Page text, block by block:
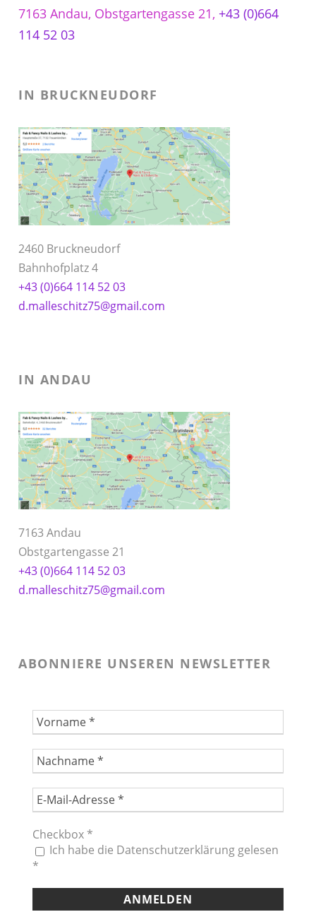
7163 Andau, Obstgartengasse 21, +43 (0)664
114 52 03
IN BRUCKNEUDORF
2460 Bruckneudorf
Bahnhofplatz 4
+43 (0)664 114 52 03
d.malleschitz75@gmail.com
IN ANDAU
7163 Andau
Obstgartengasse 21
+43 (0)664 114 52 03
d.malleschitz75@gmail.com
ABONNIERE UNSEREN NEWSLETTER
Checkbox *
Ich habe die Datenschutzerklärung gelesen
*